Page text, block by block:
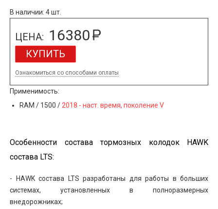
В наличии: 4 шт.
ЦЕНА: 16380
КУПИТЬ
Ознакомиться со способами оплаты
Применимость:
RAM / 1500 / 2018 - наст. время, поколение V
Особенности состава тормозных колодок HAWK
состава LTS:
- HAWK состава LTS разработаны для работы в больших
системах, установленных в полноразмерных
внедорожниках;